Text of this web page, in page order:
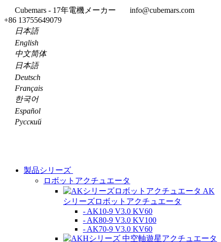
Cubemars - 17年電機メーカー
info@cubemars.com
+86 13755649079
日本語
English
中文简体
日本語
Deutsch
Français
한국어
Español
Pусский
製品シリーズ
ロボットアクチュエータ
AK
シリーズロボットアクチュエータ
- AK10-9 V3.0 KV60
- AK80-9 V3.0 KV100
- AK70-9 V3.0 KV60